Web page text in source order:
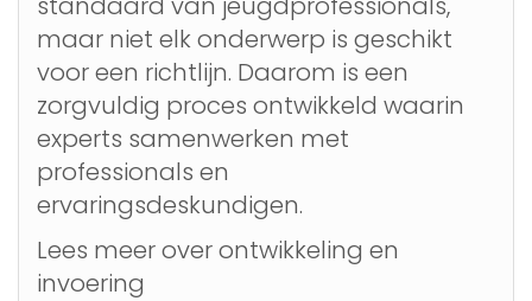
maar niet elk onderwerp is geschikt
voor een richtlijn. Daarom is een
zorgvuldig proces ontwikkeld waarin
experts samenwerken met
professionals en
ervaringsdeskundigen.
Lees meer over ontwikkeling en
invoering